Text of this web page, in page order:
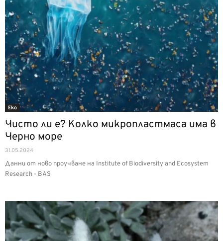
Еко
Чисто ли е? Колко микропластмаса има в
Черно море
31.05.2024
Данни от ново проучване на Institute of Biodiversity and Ecosystem
Research - BAS